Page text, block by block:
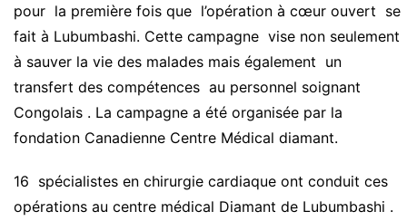
pour la première fois que l’opération à cœur ouvert se
fait à Lubumbashi. Cette campagne vise non seulement
à sauver la vie des malades mais également un
transfert des compétences au personnel soignant
Congolais . La campagne a été organisée par la
fondation Canadienne Centre Médical diamant.
16 spécialistes en chirurgie cardiaque ont conduit ces
opérations au centre médical Diamant de Lubumbashi .